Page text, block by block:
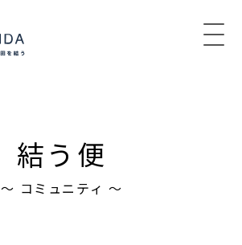
結う便
〜 コミュニティ 〜